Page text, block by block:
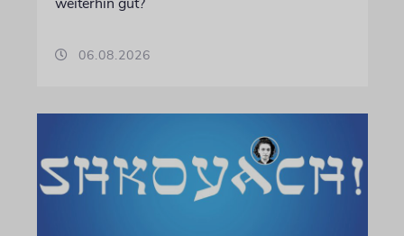
06.08.2026